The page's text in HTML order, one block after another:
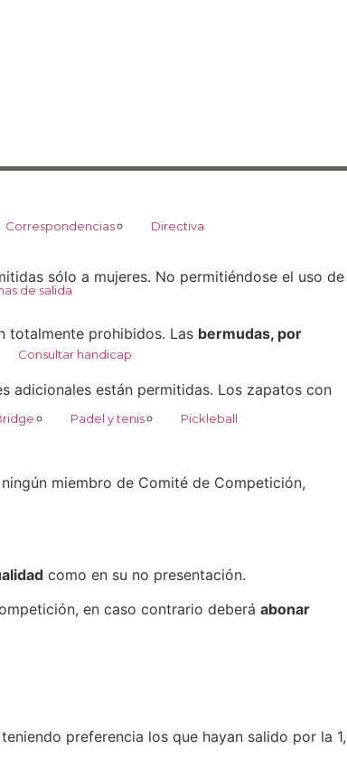
Correspondencias Directiva
de salida
Consultar handicap
Padel y tenis Pickleball
sólo a mujeres. No permitiéndose el uso de
totalmente prohibidos. Las bermudas, por
adicionales están permitidas. Los zapatos con
miembro de Comité de Competición,
como en su no presentación.
en caso contrario deberá abonar
teniendo preferencia los que hayan salido por la 1,